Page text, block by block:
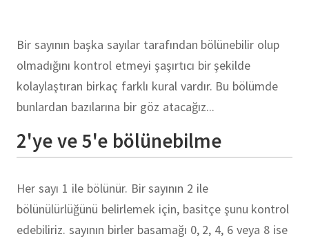
Bir sayının başka sayılar tarafından bölünebilir olup
olmadığını kontrol etmeyi şaşırtıcı bir şekilde
kolaylaştıran birkaç farklı kural vardır. Bu bölümde
bunlardan bazılarına bir göz atacağız...
2'ye ve 5'e bölünebilme
Her sayı 1 ile bölünür. Bir sayının 2 ile
bölünülürlüğünü belirlemek için, basitçe şunu kontrol
edebiliriz. sayının birler basamağı 0, 2, 4, 6 veya 8 ise